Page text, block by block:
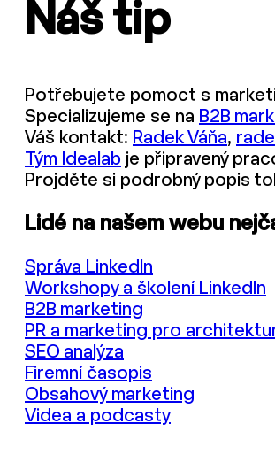
Náš tip
Potřebujete pomoct s
Specializujeme se na B2B
Váš kontakt: Radek Váňa,
Tým Idealab je připravený
Projděte si podrobný popis
Lidé na našem webu
Správa LinkedIn
Workshopy a školení LinkedIn
B2B marketing
PR a marketing pro
SEO analýza
Firemní časopis
Obsahový marketing
Videa a podcasty